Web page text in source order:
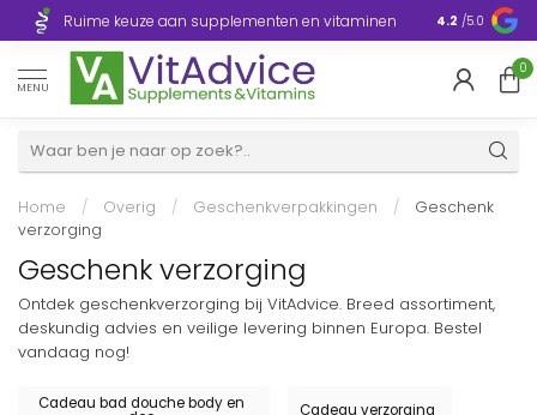
Ruime keuze aan supplementen en vitaminen Europa
4.2 /5.0
MENU
0
Home / Overig / Geschenkverpakkingen /
Geschenk
verzorging
Geschenk verzorging
Ontdek geschenkverzorging bij VitAdvice. Breed assortiment,
deskundig advies en veilige levering binnen Europa. Bestel
vandaag nog!
Cadeau bad douche body en Cadeau verzorging